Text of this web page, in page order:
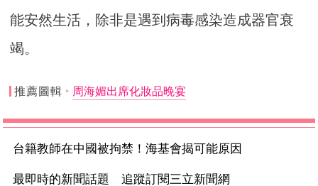
能安然生活，除非是遇到病毒感染造成器官衰
竭。
推薦圖輯 周海媚出席化妝品晚宴
台籍教師在中國被拘禁！海基會揭可能原因
最即時的新聞話題 追蹤訂閱三立新聞網